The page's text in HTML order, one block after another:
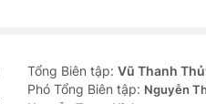
Tổng Biên tập: Vũ Thanh
Phó Tổng Biên tập: Nguyễn